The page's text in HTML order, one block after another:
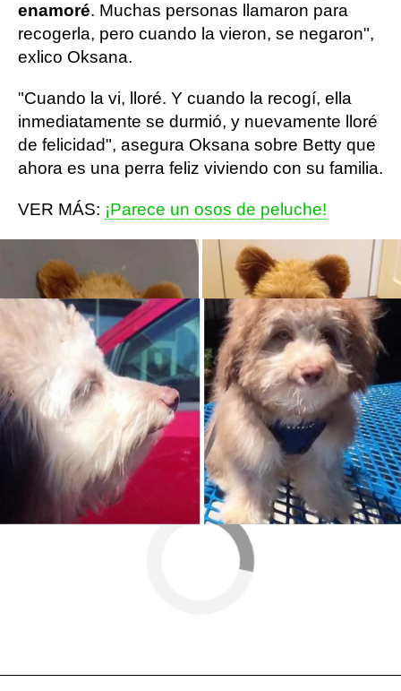
enamoré. Muchas personas llamaron para
recogerla, pero cuando la vieron, se negaron",
exlico Oksana.
"Cuando la vi, lloré. Y cuando la recogí, ella
inmediatamente se durmió, y nuevamente lloré
de felicidad", asegura Oksana sobre Betty que
ahora es una perra feliz viviendo con su familia.
VER MÁS: ¡Parece un osos de peluche!
VER MÁS: ¡Parece un señor!
Más sobre este tema:
perros